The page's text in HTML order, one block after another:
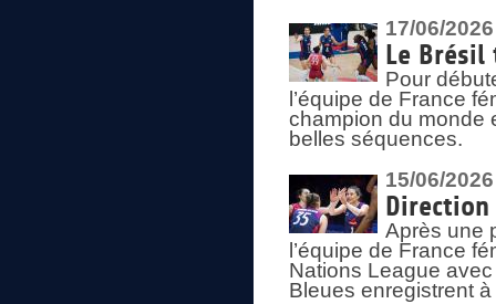
17/06/2026
Le
Pour
l’équipe de France
champion du monde
belles séquences.
15/06/2026
Après une
l’équipe de France
Nations League
Bleues enregistrent